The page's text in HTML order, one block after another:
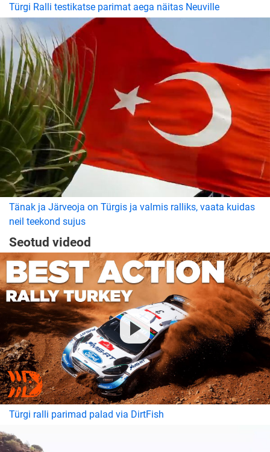
Türgi Ralli testikatse parimat aega näitas Neuville
Tänak ja Järveoja on Türgis ja valmis ralliks, vaata kuidas
neil teekond sujus
Seotud videod
Türgi ralli parimad palad via DirtFish